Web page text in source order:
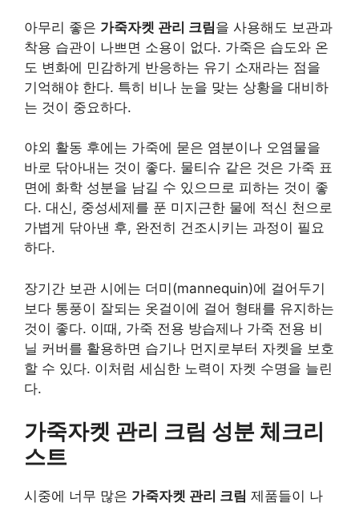
아무리 좋은 가죽자켓 관리 크림을 사용해도 보관과
착용 습관이 나쁘면 소용이 없다. 가죽은 습도와 온
도 변화에 민감하게 반응하는 유기 소재라는 점을
기억해야 한다. 특히 비나 눈을 맞는 상황을 대비하
는 것이 중요하다.
야외 활동 후에는 가죽에 묻은 염분이나 오염물을
바로 닦아내는 것이 좋다. 물티슈 같은 것은 가죽 표
면에 화학 성분을 남길 수 있으므로 피하는 것이 좋
다. 대신, 중성세제를 푼 미지근한 물에 적신 천으로
가볍게 닦아낸 후, 완전히 건조시키는 과정이 필요
하다.
장기간 보관 시에는 더미(mannequin)에 걸어두기
보다 통풍이 잘되는 옷걸이에 걸어 형태를 유지하는
것이 좋다. 이때, 가죽 전용 방습제나 가죽 전용 비
닐 커버를 활용하면 습기나 먼지로부터 자켓을 보호
할 수 있다. 이처럼 세심한 노력이 자켓 수명을 늘린
다.
가죽자켓 관리 크림 성분 체크리
스트
시중에 너무 많은 가죽자켓 관리 크림 제품들이 나